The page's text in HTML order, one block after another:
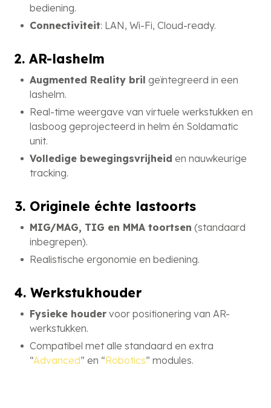
bediening.
Connectiviteit: LAN, Wi-Fi, Cloud-ready.
2. AR-lashelm
Augmented Reality bril geïntegreerd in een
lashelm.
Real-time weergave van virtuele werkstukken en
lasboog geprojecteerd in helm én Soldamatic
unit.
Volledige bewegingsvrijheid en nauwkeurige
tracking.
3. Originele échte lastoorts
MIG/MAG, TIG en MMA toortsen (standaard
inbegrepen).
Realistische ergonomie en bediening.
4. Werkstukhouder
Fysieke houder voor positionering van AR-
werkstukken.
Compatibel met alle standaard en extra
“Advanced” en “Robotics” modules.